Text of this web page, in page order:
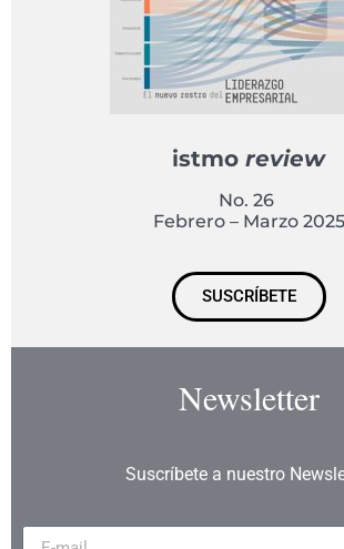
istmo review
No. 26
Febrero – Marzo 2025
SUSCRÍBETE
Newsletter
Suscríbete a nuestro